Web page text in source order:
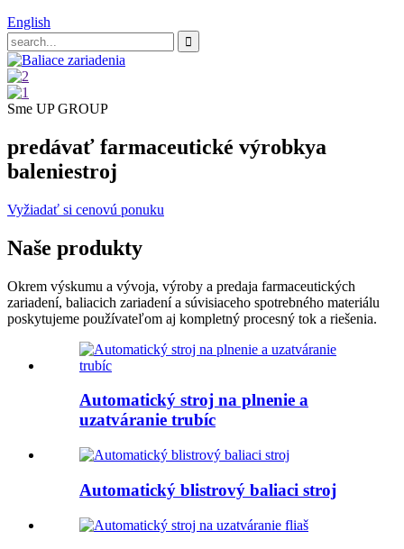
English
Sme UP GROUP
predávať farmaceutické výrobkya
baleniestroj
Vyžiadať si cenovú ponuku
Naše produkty
Okrem výskumu a vývoja, výroby a predaja farmaceutických
zariadení, baliacich zariadení a súvisiaceho spotrebného materiálu
poskytujeme používateľom aj kompletný procesný tok a riešenia.
Automatický stroj na plnenie a
uzatváranie trubíc
Automatický blistrový baliaci stroj